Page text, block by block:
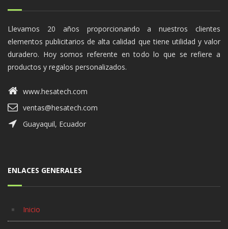
Llevamos 20 años proporcionando a nuestros clientes
elementos publicitarios de alta calidad que tiene utilidad y valor
duradero. Hoy somos referente en todo lo que se refiere a
productos y regalos personalizados.
www.hesatech.com
ventas@hesatech.com
Guayaquil, Ecuador
ENLACES GENERALES
Inicio